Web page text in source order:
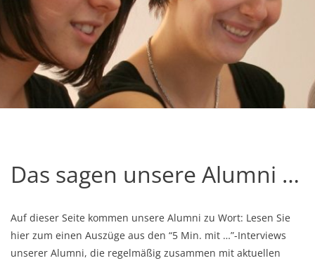
Das sagen unsere Alumni …
Auf dieser Seite kommen unsere Alumni zu Wort: Lesen Sie
hier zum einen Auszüge aus den “5 Min. mit …”-Interviews
unserer Alumni, die regelmäßig zusammen mit aktuellen